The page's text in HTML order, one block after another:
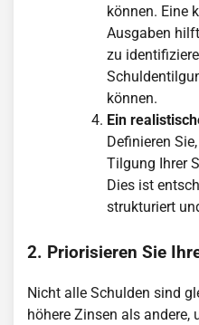
können. Eine
Ausgaben
zu
können.
Ein
Definieren
Tilgung Ihrer
Dies ist
strukturiert
2. Priorisieren Sie
Nicht alle Schulden sind
höhere Zinsen als andere,